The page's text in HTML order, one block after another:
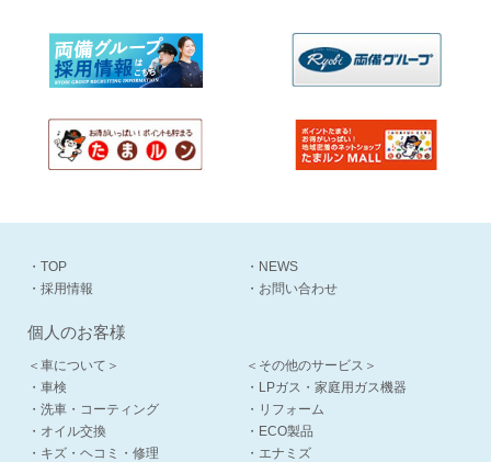
・TOP
・NEWS
・採用情報
・お問い合わせ
個人のお客様
＜車について＞
・車検
・洗車・コーティング
・オイル交換
・キズ・ヘコミ・修理
＜その他のサービス＞
・LPガス・家庭用ガス機器
・リフォーム
・ECO製品
・エナミズ